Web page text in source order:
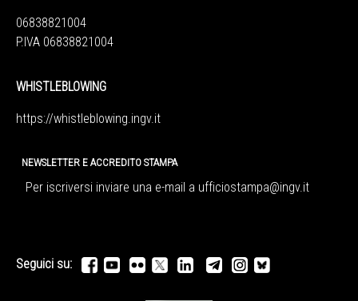
06838821004
P.IVA 06838821004
WHISTLEBLOWING
https://whistleblowing.ingv.it
NEWSLETTER E ACCREDITO STAMPA
Per iscriversi inviare una e-mail a ufficiostampa@ingv.it
Seguici su: